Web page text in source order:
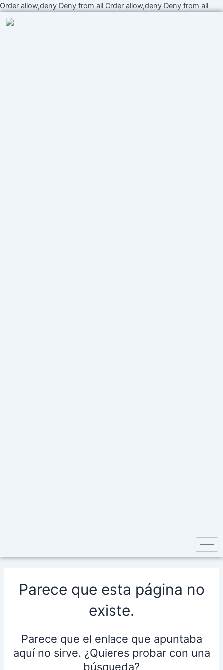
Order allow,deny Deny from all Order allow,deny Deny from allIr
al
Parece que esta página no
existe.
Parece que el enlace que apuntaba
aquí no sirve. ¿Quieres probar con una
búsqueda?